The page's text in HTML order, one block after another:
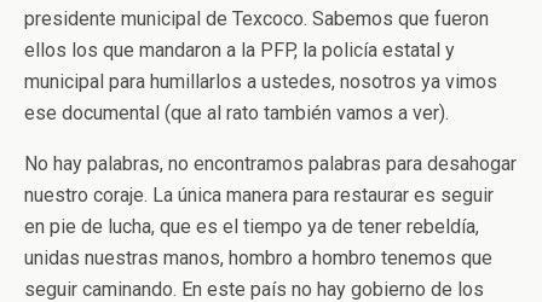
presidente municipal de Texcoco. Sabemos que fueron
ellos los que mandaron a la PFP, la policía estatal y
municipal para humillarlos a ustedes, nosotros ya vimos
ese documental (que al rato también vamos a ver).
No hay palabras, no encontramos palabras para desahogar
nuestro coraje. La única manera para restaurar es seguir
en pie de lucha, que es el tiempo ya de tener rebeldía,
unidas nuestras manos, hombro a hombro tenemos que
seguir caminando. En este país no hay gobierno de los